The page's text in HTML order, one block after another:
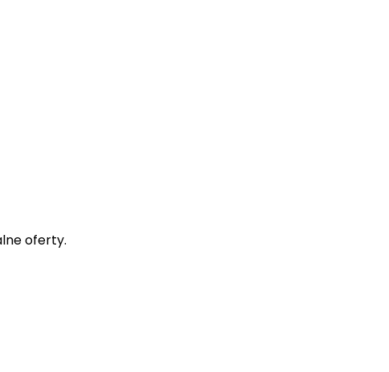
oferty.